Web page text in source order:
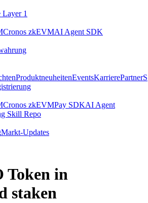
1
Cronos zkEVMAI Agent SDK
ProduktneuheitenEventsKarrierePartnerS
Cronos zkEVMPay SDKAI Agent
Skill Repo
Markt-Updates
Token in
staken